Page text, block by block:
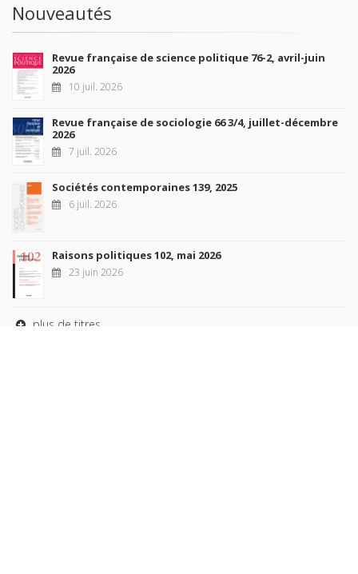
Nouveautés
Revue française de science politique 76-2, avril-juin
2026
10 juil. 2026
Revue française de sociologie 66 3/4, juillet-décembre
2026
7 juil. 2026
Sociétés contemporaines 139, 2025
6 juil. 2026
Raisons politiques 102, mai 2026
23 juin 2026
plus de titres